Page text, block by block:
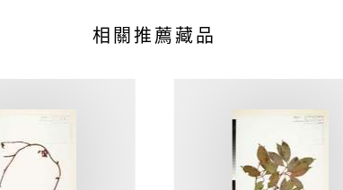
相關推薦藏品